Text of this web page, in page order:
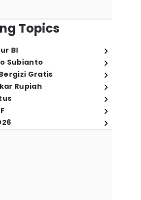
Topics
BI
Subianto
Gratis
Rupiah